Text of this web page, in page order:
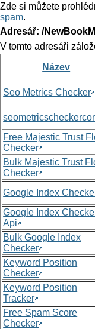
Zde si můžete
spam.
Adresář: /
V tomto adresáři
Název
Seo Metrics Checker
Free Majestic Trust
Checker
Bulk Majestic Trust
Checker
Google Index
Google Index
Api
Bulk Google Index
Checker
Keyword Position
Checker
Keyword Position
Tracker
Free Spam Score
Checker